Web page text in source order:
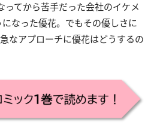
ってから苦手だった会社のイケメ
なった優花。でもその優しさに
なアプローチに優花はどうするの